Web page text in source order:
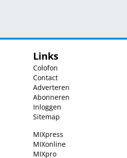
Links
Colofon
Contact
Adverteren
Abonneren
Inloggen
Sitemap
MIXpress
MIXonline
MIXpro